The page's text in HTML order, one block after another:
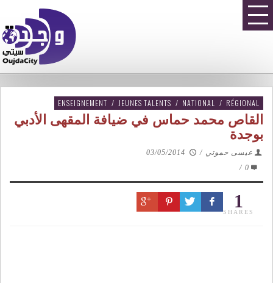
ENSEIGNEMENT / JEUNES TALENTS / NATIONAL / RÉGIONAL
القاص محمد حماس في ضيافة المقهى الأدبي
بوجدة
عيسى حموتي /
03/05/2014
0
/
1
SHARES